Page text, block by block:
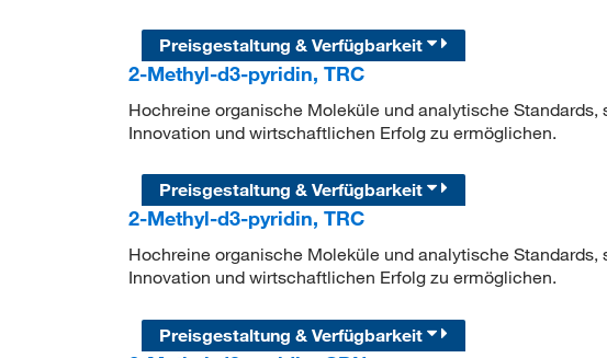
Preisgestaltung & Verfügbarkeit
2-Methyl-d3-pyridin, TRC
Hochreine organische Moleküle und analytische
Innovation und wirtschaftlichen Erfolg zu ermöglichen.
Preisgestaltung & Verfügbarkeit
2-Methyl-d3-pyridin, TRC
Hochreine organische Moleküle und analytische
Innovation und wirtschaftlichen Erfolg zu ermöglichen.
Preisgestaltung & Verfügbarkeit